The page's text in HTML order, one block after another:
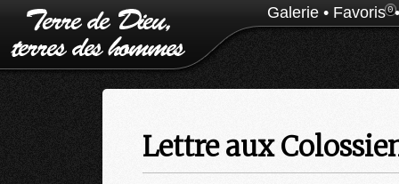
Galerie • Favoris0
Lettre aux